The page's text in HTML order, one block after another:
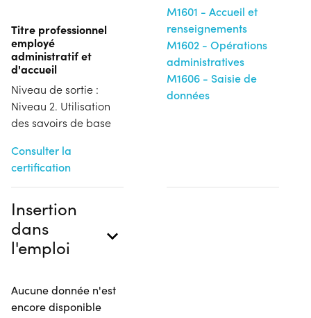
Titre professionnel
employé
administratif et
d'accueil
Niveau de sortie :
Niveau 2. Utilisation
des savoirs de base
Consulter la
certification
M1601 - Accueil et
renseignements
M1602 - Opérations
administratives
M1606 - Saisie de
données
Insertion
dans
l'emploi
Aucune donnée n'est
encore disponible